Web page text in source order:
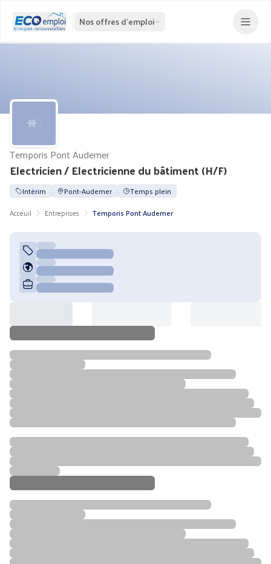
Nos offres d'emploi
Electricien / Electricienne du bâtiment (H/F)
Temporis Pont Audemer
Intérim Pont-Audemer
Temps plein
Acceuil
Entreprises Temporis Pont Audemer